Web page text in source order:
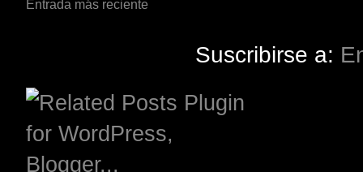
Entrada más reciente
Suscribirse a: